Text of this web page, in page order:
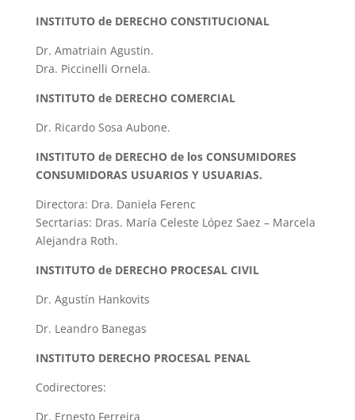
INSTITUTO de DERECHO CONSTITUCIONAL
Dr. Amatriain Agustin.
Dra. Piccinelli Ornela.
INSTITUTO de DERECHO COMERCIAL
Dr. Ricardo Sosa Aubone.
INSTITUTO de DERECHO de los CONSUMIDORES
CONSUMIDORAS USUARIOS Y USUARIAS.
Directora: Dra. Daniela Ferenc
Secrtarias: Dras. María Celeste López Saez – Marcela
Alejandra Roth.
INSTITUTO de DERECHO PROCESAL CIVIL
Dr. Agustín Hankovits
Dr. Leandro Banegas
INSTITUTO DERECHO PROCESAL PENAL
Codirectores:
Dr. Ernesto Ferreira